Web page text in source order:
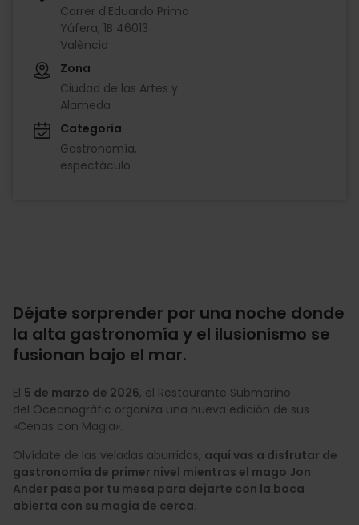
Carrer d'Eduardo Primo
Yúfera, 1B 46013
València
Zona
Ciudad de las Artes y
Alameda
Categoría
Gastronomía
espectáculo
Déjate sorprender por una noche donde
la alta gastronomía y el ilusionismo se
fusionan bajo el mar.
El 5 de marzo de 2026, el Restaurante Submarino
del Oceanogràfic organiza una nueva edición de sus
«Cenas con Magia».
Olvídate de las veladas aburridas, aquí vas a disfrutar de
gastronomía de primer nivel mientras el mago Jon
Ander pasa por tu mesa para dejarte con la boca
abierta con su magia de cerca.